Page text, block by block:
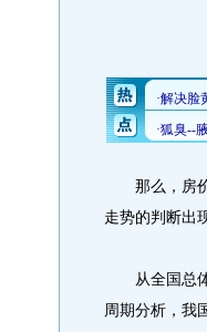
那么，房价
走势的判断出
从全国总体
周期分析，我